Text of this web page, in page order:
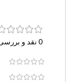
0 نقد و بررسی